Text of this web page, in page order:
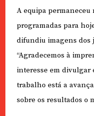
A equipa
programadas para
difundiu imagens dos
“Agradecemos à
interesse em divulgar
trabalho está a
sobre os resultados o